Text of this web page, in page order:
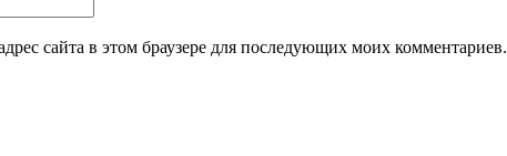
сайта в этом браузере для последующих моих комментариев.